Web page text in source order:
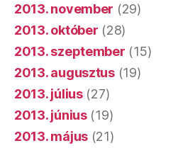
2013. november (29)
2013. október (28)
2013. szeptember (15)
2013. augusztus(19)
2013. július(27)
2013. június(19)
2013. május (21)